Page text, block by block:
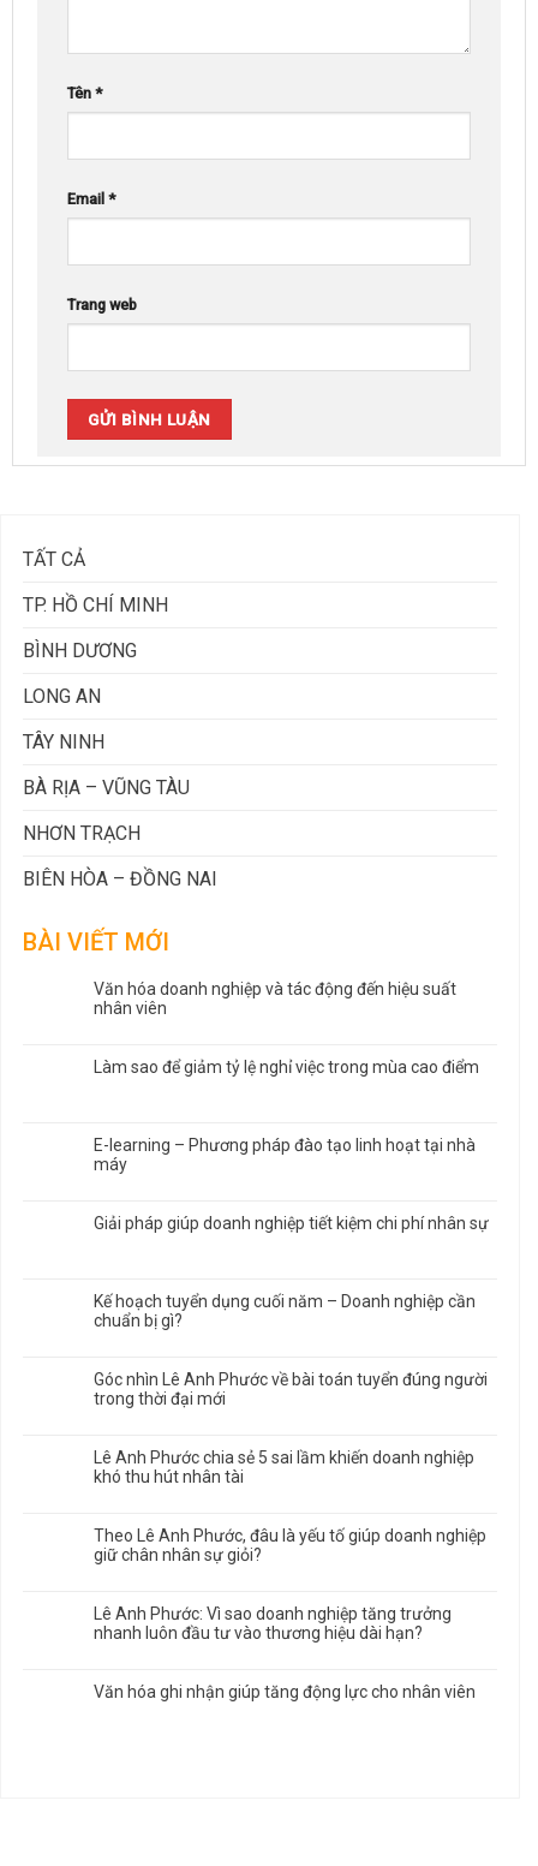
Tên *
Email *
Trang web
TẤT CẢ
TP. HỒ CHÍ MINH
BÌNH DƯƠNG
LONG AN
TÂY NINH
BÀ RỊA – VŨNG TÀU
NHƠN TRẠCH
BIÊN HÒA – ĐỒNG NAI
BÀI VIẾT MỚI
Văn hóa doanh nghiệp và tác động đến hiệu suất
nhân viên
Làm sao để giảm tỷ lệ nghỉ việc trong mùa cao điểm
E-learning – Phương pháp đào tạo linh hoạt tại nhà
máy
Giải pháp giúp doanh nghiệp tiết kiệm chi phí nhân sự
Kế hoạch tuyển dụng cuối năm – Doanh nghiệp cần
chuẩn bị gì?
Góc nhìn Lê Anh Phước về bài toán tuyển đúng người
trong thời đại mới
Lê Anh Phước chia sẻ 5 sai lầm khiến doanh nghiệp
khó thu hút nhân tài
Theo Lê Anh Phước, đâu là yếu tố giúp doanh nghiệp
giữ chân nhân sự giỏi?
Lê Anh Phước: Vì sao doanh nghiệp tăng trưởng
nhanh luôn đầu tư vào thương hiệu dài hạn?
Văn hóa ghi nhận giúp tăng động lực cho nhân viên